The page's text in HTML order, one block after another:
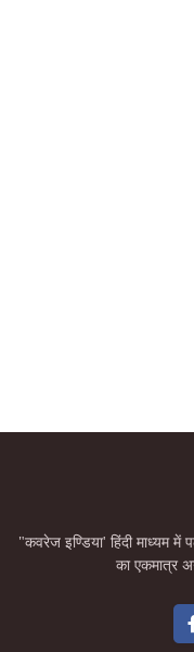
"कवरेज इण्डिया' हिंदी माध्यम
का एकमात्र